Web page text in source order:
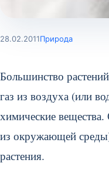
28.02.2011Природа
Большинство
газ из воздуха (или
химические
из окружающей
растения.